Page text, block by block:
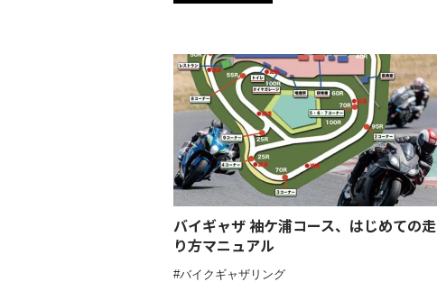
バイギャザ 袖ケ浦コース、はじめての走
り方マニュアル
バイクギャザリング